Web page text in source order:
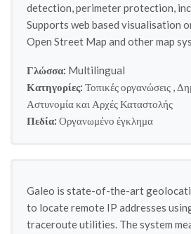
detection, perimeter protection,
Supports web based visualisation
Open Street Map and other map
Γλώσσα: Multilingual
Κατηγορίες: Τοπικές οργανώσεις ,
Αστυνομία και Αρχές Καταστολής
Πεδία: Οργανωμένο έγκλημα
Galeo is state-of-the-art
to locate remote IP addresses
traceroute utilities. The system